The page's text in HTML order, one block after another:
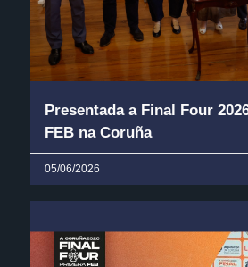
Presentada a Final Four
FEB na Coruña
05/06/2026